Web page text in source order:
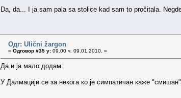
Da, da... I ja sam pala sa stolice kad sam to pročitala.
Одг: Ulični žargon
« Одговор #35 у: 09.00 ч. 09.01.2010. »
Да и ја мало додам:
У Далмацији се за некога ко је симпатичан каже